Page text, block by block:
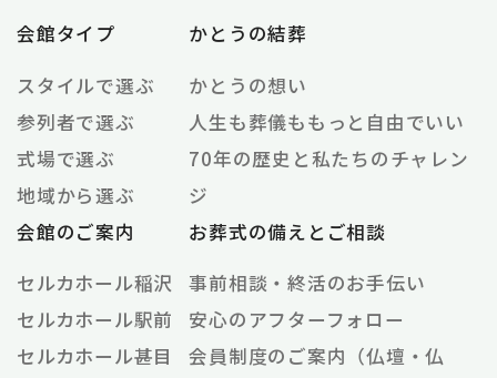
会館タイプ
スタイルで選ぶ
参列者で選ぶ
式場で選ぶ
地域から選ぶ
会館のご案内
セルカホール稲沢
セルカホール駅前
セルカホール甚目
かとうの結葬
かとうの想い
人生も葬儀ももっと自由でいい
70年の歴史と私たちのチャレン
ジ
お葬式の備えとご相談
事前相談・終活のお手伝い
安心のアフターフォロー
会員制度のご案内（仏壇・仏